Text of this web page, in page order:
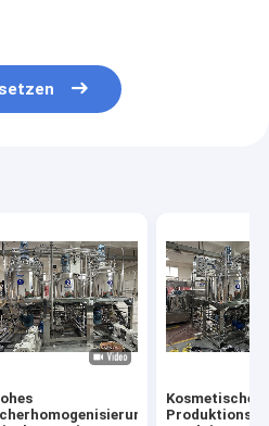
Kosmetische